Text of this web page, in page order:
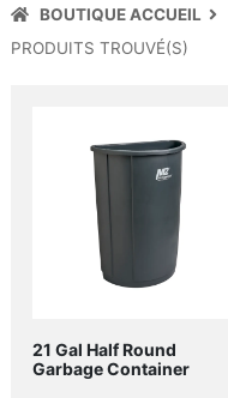
BOUTIQUE ACCUEIL
PRODUITS TROUVÉ(S)
21 Gal Half Round
Garbage Container